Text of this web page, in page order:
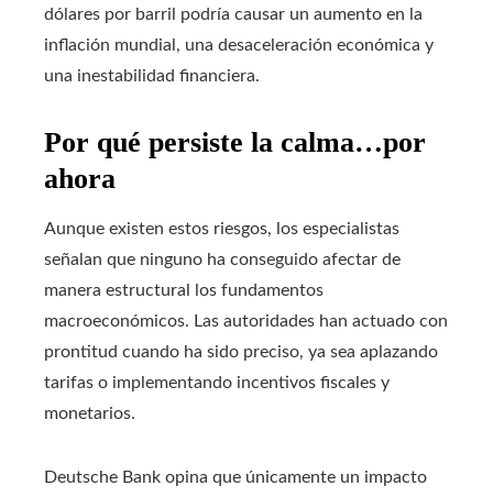
dólares por barril podría causar un aumento en la
inflación mundial, una desaceleración económica y
una inestabilidad financiera.
Por qué persiste la calma…por
ahora
Aunque existen estos riesgos, los especialistas
señalan que ninguno ha conseguido afectar de
manera estructural los fundamentos
macroeconómicos. Las autoridades han actuado con
prontitud cuando ha sido preciso, ya sea aplazando
tarifas o implementando incentivos fiscales y
monetarios.
Deutsche Bank opina que únicamente un impacto